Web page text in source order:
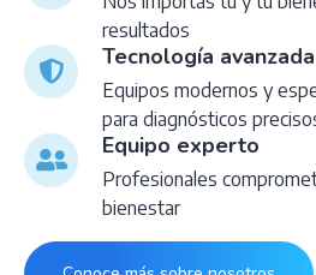
resultados
Tecnología avanzada
Equipos modernos y
para diagnósticos
Equipo experto
Profesionales
bienestar